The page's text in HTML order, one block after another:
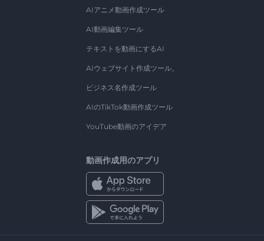
AIアニメ動画作成ツール
AI動画編集ツール
テキストを動画にするAI
AIウェブサイト作成ツール。
ビジネス名作成ツール
AIのTikTok動画作成ツール
YouTube動画のアイデア
動画作成用のアプリ